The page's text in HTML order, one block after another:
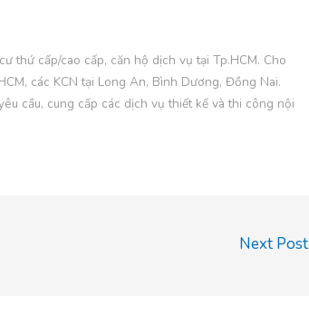
thứ cấp/cao cấp, căn hộ dịch vụ tại Tp.HCM. Cho
các KCN tại Long An, Bình Dương, Đồng Nai.
cầu, cung cấp các dịch vụ thiết kế và thi công nội
Next Post